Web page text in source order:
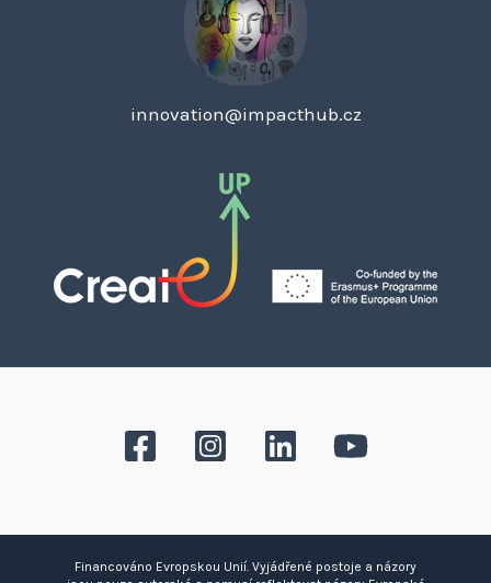
innovation@impacthub.cz
Financováno Evropskou Unií. Vyjádřené postoje a názory